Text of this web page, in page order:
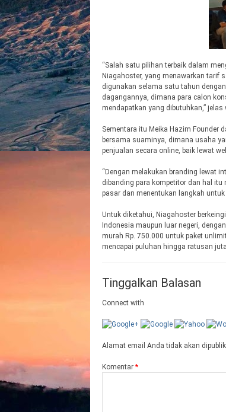
“Salah satu pilihan terbaik dalam
Niagahoster, yang menawarkan tarif
digunakan selama satu tahun
dagangannya, dimana para calon
mendapatkan yang dibutuhkan,” jelas
Sementara itu Meika Hazim Founder
bersama suaminya, dimana usaha
penjualan secara online, baik lewat
“Dengan melakukan branding lewat
dibanding para kompetitor dan hal
pasar dan menentukan langkah
Untuk diketahui, Niagahoster
Indonesia maupun luar negeri,
murah Rp. 750.000 untuk paket
mencapai puluhan hingga ratusan
Tinggalkan Balasan
Connect with
Alamat email Anda tidak akan
Komentar *